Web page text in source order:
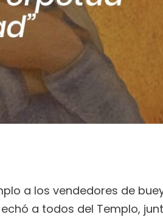
a los vendedores de
a todos del Templo,